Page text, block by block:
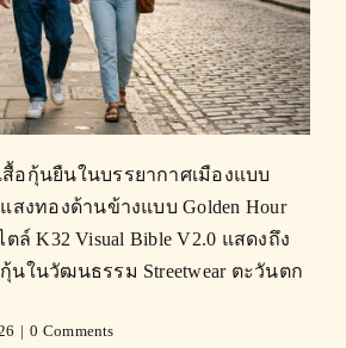
อกุ้นยืนในบรรยากาศเมืองแบบ
สงทองด้านข้างแบบ Golden Hour
ตล์ K32 Visual Bible V2.0 แสดงถึง
นในวัฒนธรรม Streetwear ตะวันตก
| 0 Comments